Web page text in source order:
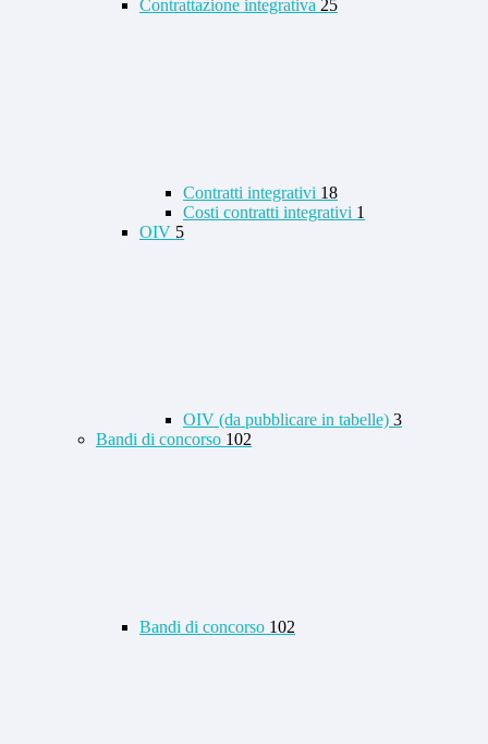
Contrattazione integrativa 25
Contratti integrativi 18
Costi contratti integrativi 1
OIV 5
OIV (da pubblicare in tabelle) 3
Bandi di concorso 102
Bandi di concorso 102